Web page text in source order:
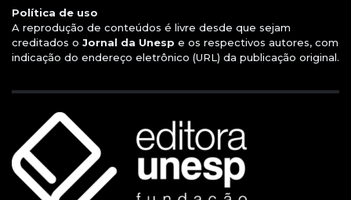
Política de uso
A reprodução de conteúdos é livre desde que sejam
creditados o Jornal da Unesp e os respectivos autores, com
indicação do endereço eletrônico (URL) da publicação original.